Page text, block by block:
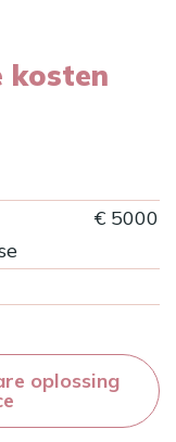
kosten
€ 5000
oplossing